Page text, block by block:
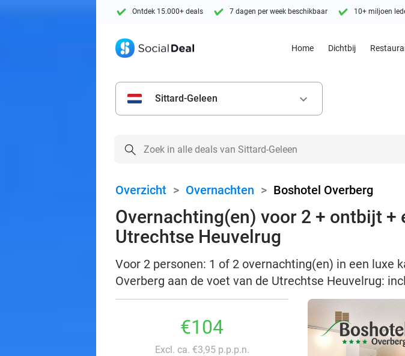
Ontdek 15.000+ deals 7 dagen per week beschikbaar 10+ miljoen
Home Dichtbij
Sittard-Geleen keyboard_arrow_down
Overzicht > Overnachten > Boshotel Overberg
Overnachting(en) voor 2 + ontbijt +
Utrechtse Heuvelrug
Voor 2 personen: 1 of 2 overnachting(en) in een
Overberg aan de voet van de Utrechtse Heuvelrug:
€104
Excl. ca. €3,95 p.p.p.n.